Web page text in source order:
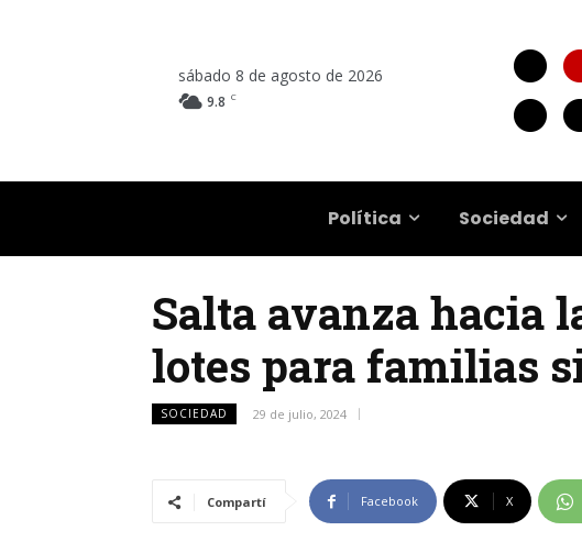
sábado 8 de agosto de 2026
9.8 C
Política Sociedad
Salta avanza hacia
lotes para familias
SOCIEDAD 29 de julio, 2024
Compartí Facebook X